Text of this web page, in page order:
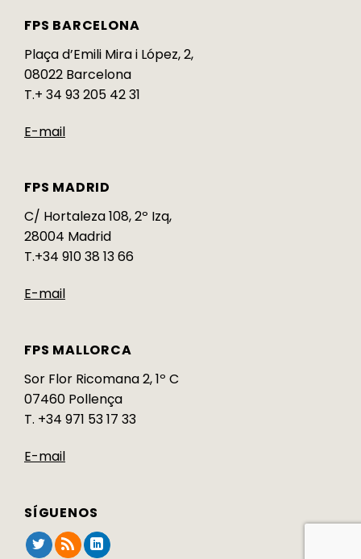
FPS BARCELONA
Plaça d’Emili Mira i López, 2,
08022 Barcelona
T.+ 34 93 205 42 31
E-mail
FPS MADRID
C/ Hortaleza 108, 2º Izq,
28004 Madrid
T.+34 910 38 13 66
E-mail
FPS MALLORCA
Sor Flor Ricomana 2, 1º C
07460 Pollença
T. +34 971 53 17 33
E-mail
SÍGUENOS